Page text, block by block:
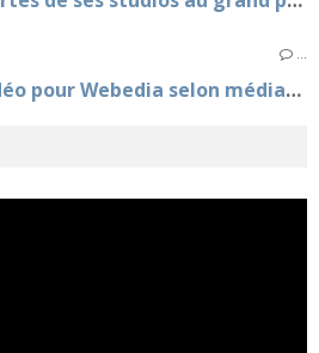
…
Record d’audience vidéo pour Webedia selon médiamétrie/netratings